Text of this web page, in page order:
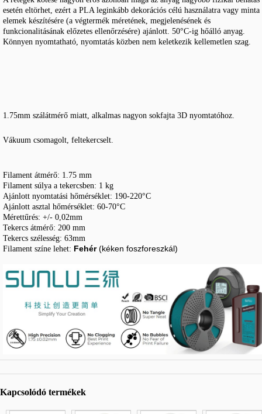
esetén eltörhet, ezért a PLA leginkább dekorációs célú használatra vagy minta
elemek készítésére (a végtermék méretének, megjelenésének és
funkcionalitásának előzetes ellenőrzésére) ajánlott. 50°C-ig hőálló anyag.
Könnyen nyomtatható, nyomtatás közben nem keletkezik kellemetlen szag.
1.75mm szálátmérő miatt, alkalmas nagyon sokfajta 3D nyomtatóhoz.
Vákuum csomagolt, feltekercselt.
Filament átmérő: 1.75 mm
Filament súlya a tekercsben: 1 kg
Ajánlott nyomtatási hőmérséklet: 190-220°C
Ajánlott asztal hőmérséklet: 60-70°C
Mérettűrés: +/- 0,02mm
Tekercs átmérő: 200 mm
Tekercs szélesség: 63mm
Filament színe lehet: Fehér(kéken foszforeszkál)
Kapcsolódó termékek